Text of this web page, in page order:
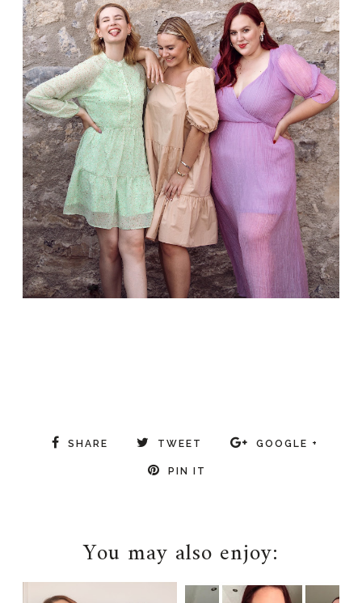
SHARE TWEET GOOGLE +
PIN IT
You may also enjoy: